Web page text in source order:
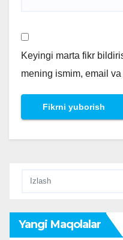
Keyingi marta fikr
mening ismim, email
Yangi Maqolalar